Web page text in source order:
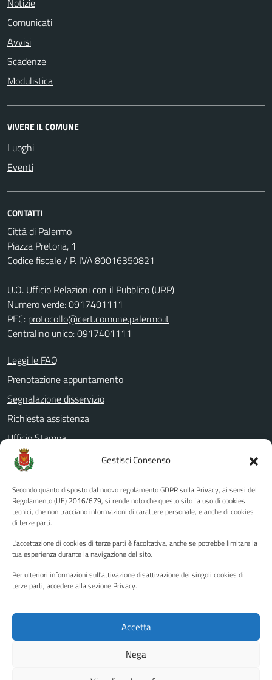
Gestisci Consenso
Secondo quanto disposto dal nuovo regolamento GDPR sulla Privacy, ai sensi del
Regolamento (UE) 2016/679, si rende noto che questo sito fa uso di cookies
tecnici, che non tracciano informazioni di carattere personale, e anche di cookies
di terze parti.
L'accettazione di cookies di terze parti è facoltativa, anche se potrebbe limitare la
tua esperienza durante la navigazione del sito.
Per ulteriori informazioni sull'attivazione disattivazione dei singoli cookies di
terze parti, accedere alla sezione Privacy.
Accetta
Nega
Notizie
Comunicati
Avvisi
Scadenze
Modulistica
VIVERE IL COMUNE
Luoghi
Eventi
CONTATTI
Città di Palermo
Piazza Pretoria, 1
Codice fiscale / P. IVA:80016350821
U.O. Ufficio Relazioni con il Pubblico (URP)
Numero verde: 0917401111
PEC: protocollo@cert.comune.palermo.it
Centralino unico: 0917401111
Leggi le FAQ
Prenotazione appuntamento
Segnalazione disservizio
Richiesta assistenza
Ufficio Stampa
Amministrazione Trasparente
Albo pretorio
Informativa privacy
Note legali
Piano di miglioramento del sito
Instagram